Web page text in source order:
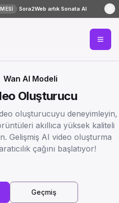
Sora2Web artık Sonata AI
Wan AI Modeli
Oluşturucu
oluşturucuyu deneyimleyin,
akıllıca yüksek kaliteli
Gelişmiş AI video oluşturma
çağını başlatıyor!
Geçmiş